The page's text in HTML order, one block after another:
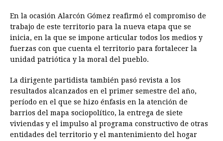
En la ocasión Alarcón Gómez reafirmó el compromiso de
trabajo de este territorio para la nueva etapa que se
inicia, en la que se impone articular todos los medios y
fuerzas con que cuenta el territorio para fortalecer la
unidad patriótica y la moral del pueblo.
La dirigente partidista también pasó revista a los
resultados alcanzados en el primer semestre del año,
período en el que se hizo énfasis en la atención de
barrios del mapa sociopolítico, la entrega de siete
viviendas y el impulso al programa constructivo de otras
entidades del territorio y el mantenimiento del hogar